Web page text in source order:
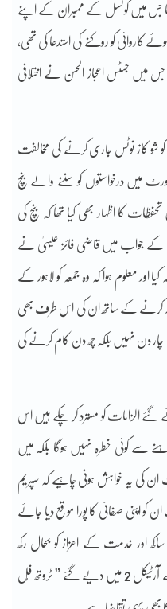
تھا جس میں کونسل کے ممبران کے اپنے
کو روکنے کی استدعا کی تھی،
میں جسٹس اعجاز الحسن نے اختلافی
شو کاز نوٹس جاری کرنے کی مخالفت
میں درخواستوں کو سننے والے بنچ
کا اظہار بھی کیا تھا کہ بنچ کی
کے جواب میں قاضی فائز عیسیٰ نے
معلوم ہوا کہ وہ جمعہ کو لاہور کے
کرنے کے ساتھ ان کی اس طرف بھی
چار دن نہیں بلکہ چھ دن کام کرنے کی
گئے الزامات کو مسترد کر چکے ہیں اس
سے کوئی خطرہ نہیں ہوگا بلکہ میں
یہ خواہش ہونی چاہیے کہ سپریم
اپنی صفائی کا پورا موقع دیا جائے
اور خدمت کے اعزاز کو بحال رکھ
سکیں۔ اور ججز کے کوڈ آف مس کنڈکٹ کے آرٹیکل 2 میں دیے گئے ” ٹروتھ فُل